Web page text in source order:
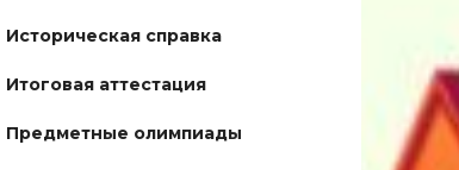
Историческая справка
Итоговая аттестация
Предметные олимпиады